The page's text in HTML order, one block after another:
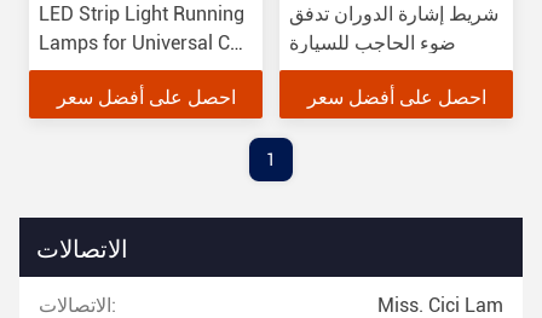
LED Strip Light Running
Lamps for Universal Car
Decorative Light
احصل على أفضل سعر
شريط إشارة الدوران تدفق
ضوء الحاجب للسيارة
احصل على أفضل سعر
1
الاتصالات
الاتصالات: Miss. Cici Lam